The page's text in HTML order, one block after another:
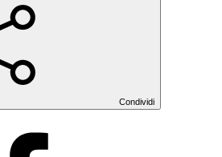
Condividi